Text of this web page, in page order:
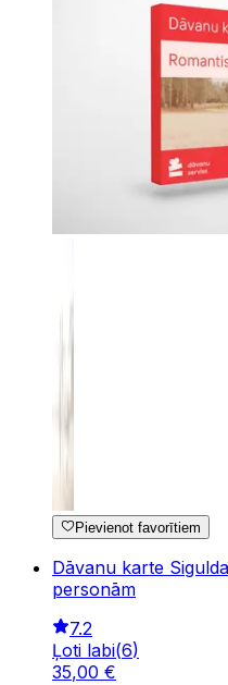
Pievienot favorītiem
Dāvanu karte
personām
7.2
Ļoti labi(6)
35,00 €